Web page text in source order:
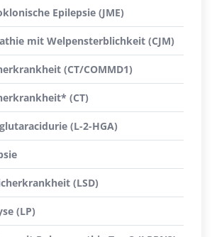
Epilepsie (JME)
mit Welpensterblichkeit (CJM)
(CT/COMMD1)
(CT)
(L-2-HGA)
(LSD)
(LP)